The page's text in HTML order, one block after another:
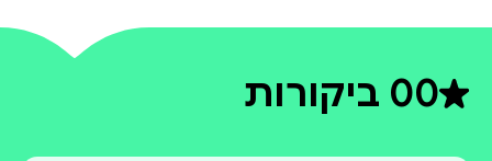
0דירוג ממוצע 0 מתוך 5
0 ביקורות